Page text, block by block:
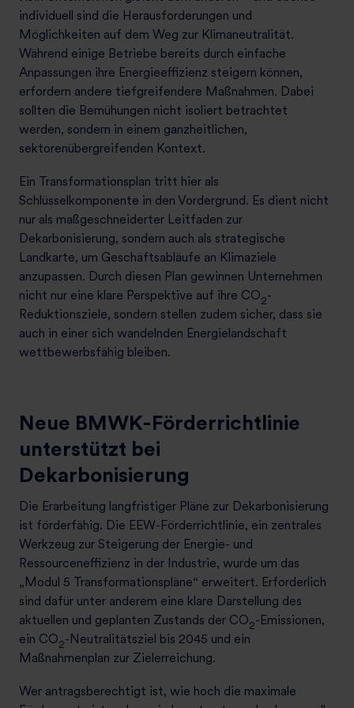
individuell sind die Herausforderungen und
Möglichkeiten auf dem Weg zur Klimaneutralität.
Während einige Betriebe bereits durch einfache
Anpassungen ihre Energieeffizienz steigern können,
erfordern andere tiefgreifendere Maßnahmen. Dabei
sollten die Bemühungen nicht isoliert betrachtet
werden, sondern in einem ganzheitlichen,
sektorenübergreifenden Kontext.
Ein Transformationsplan tritt hier als
Schlüsselkomponente in den Vordergrund. Es dient nicht
nur als maßgeschneiderter Leitfaden zur
Dekarbonisierung, sondern auch als strategische
Landkarte, um Geschäftsabläufe an Klimaziele
anzupassen. Durch diesen Plan gewinnen Unternehmen
nicht nur eine klare Perspektive auf ihre CO2-
Reduktionsziele, sondern stellen zudem sicher, dass sie
auch in einer sich wandelnden Energielandschaft
wettbewerbsfähig bleiben.
Neue BMWK-Förderrichtlinie
unterstützt bei
Dekarbonisierung
Die Erarbeitung langfristiger Pläne zur Dekarbonisierung
ist förderfähig. Die EEW-Förderrichtlinie, ein zentrales
Werkzeug zur Steigerung der Energie- und
Ressourceneffizienz in der Industrie, wurde um das
„Modul 5 Transformationspläne“ erweitert. Erforderlich
sind dafür unter anderem eine klare Darstellung des
aktuellen und geplanten Zustands der CO2-Emissionen,
ein CO2-Neutralitätsziel bis 2045 und ein
Maßnahmenplan zur Zielerreichung.
Wer antragsberechtigt ist, wie hoch die maximale